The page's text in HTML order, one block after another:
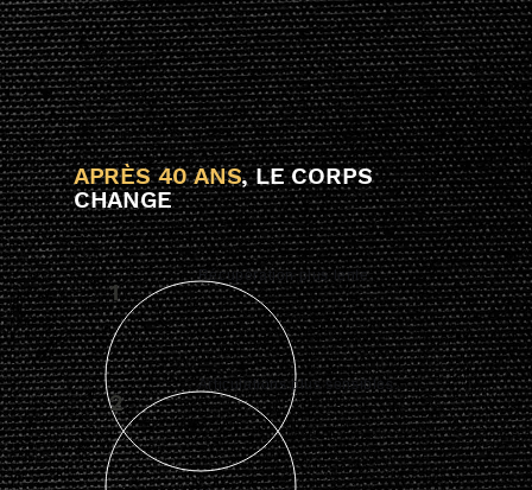
APRÈS 40 ANS, LE CORPS
CHANGE
1
Récupération plus lente.
2
Articulations plus sensibles.